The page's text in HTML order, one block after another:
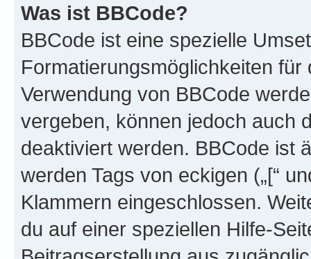
Was ist BBCode?
BBCode ist eine spezielle
Formatierungsmöglichkeiten
Verwendung von BBCode
vergeben, können jedoch auch
deaktiviert werden. BBCode ist
werden Tags von eckigen („[“
Klammern eingeschlossen.
du auf einer speziellen Hilfe-